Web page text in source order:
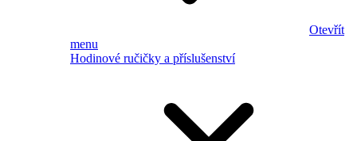
Otevřít
menu
Hodinové ručičky a příslušenství